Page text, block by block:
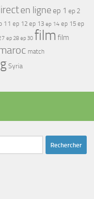
en ligne ep 1 ep 2
11 ep 12 ep 13 ep 14 ep 15 ep
ep 28 ep 30 film film
match
Syria